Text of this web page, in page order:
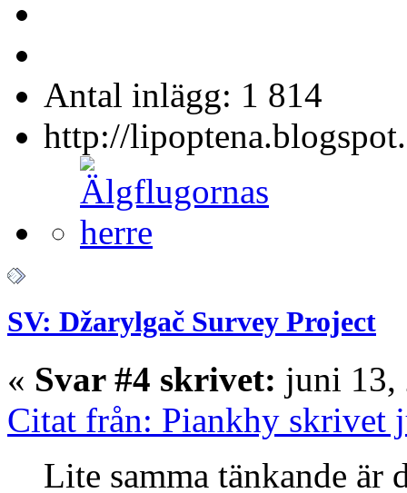
Antal inlägg: 1 814
http://
SV: Džarylgač Survey Project
« Svar #4 skrivet: juni 13,
Citat från: Piankhy skrivet
Lite samma tänkande är